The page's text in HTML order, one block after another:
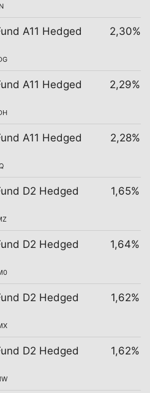
A11 Hedged
2,30%
A11 Hedged
2,29%
A11 Hedged
2,28%
D2 Hedged
1,65%
D2 Hedged
1,64%
D2 Hedged
1,62%
D2 Hedged
1,62%